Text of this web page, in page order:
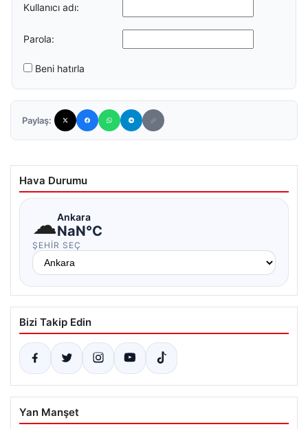
Kullanıcı adı:
Parola:
Beni hatırla
Paylaş:
Hava Durumu
☁Ankara
NaN°C
ŞEHIR SEÇ
Bizi Takip Edin
Yan Manşet